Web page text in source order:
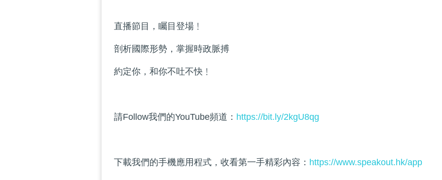
直播節目，矚目登場﹗
剖析國際形勢，掌握時政脈搏
約定你，和你不吐不快﹗
請Follow我們的YouTube頻道： https://bit.ly/2kgU8qg
下載我們的手機應用程式，收看第一手精彩內容： https://www.speakout.hk/app